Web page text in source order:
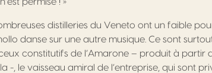
permise ! »
distilleries du Veneto ont un faible
danse sur une autre musique. Ce sont
constitutifs de l’Amarone – produit à partir
-, le vaisseau amiral de l’entreprise, qui sont